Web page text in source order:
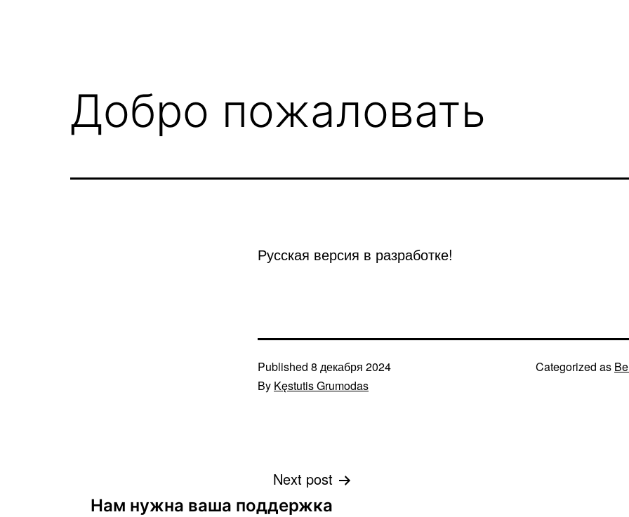
Добро пожаловать
Русская версия в разработке!
Published 8 декабря 2024
By Kęstutis Grumodas
Categorized as
Навигация
Next post
Нам нужна ваша поддержка